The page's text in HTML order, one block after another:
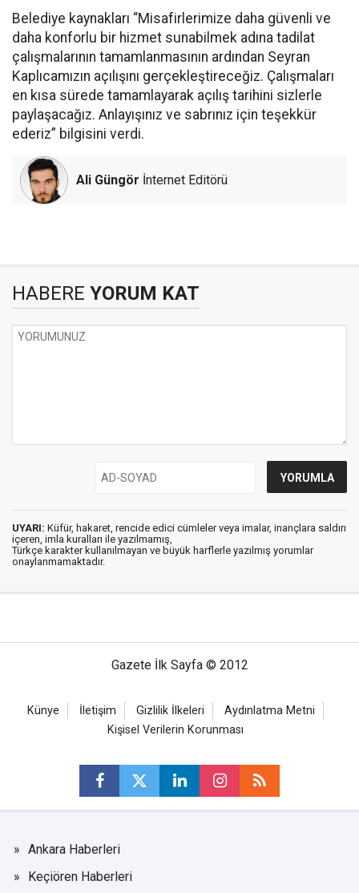
Belediye kaynakları “Misafirlerimize daha güvenli ve
daha konforlu bir hizmet sunabilmek adına tadilat
çalışmalarının tamamlanmasının ardından Seyran
Kaplıcamızın açılışını gerçekleştireceğiz. Çalışmaları
en kısa sürede tamamlayarak açılış tarihini sizlerle
paylaşacağız. Anlayışınız ve sabrınız için teşekkür
ederiz” bilgisini verdi.
Ali Güngör İnternet Editörü
HABERE YORUM KAT
UYARI: Küfür, hakaret, rencide edici cümleler veya imalar, inançlara saldırı
içeren, imla kuralları ile yazılmamış,
Türkçe karakter kullanılmayan ve büyük harflerle yazılmış yorumlar
onaylanmamaktadır.
Gazete İlk Sayfa © 2012
Künye İletişim Gizlilik İlkeleri
Aydınlatma Metni
Kişisel Verilerin Korunması
Ankara Haberleri
Keçiören Haberleri